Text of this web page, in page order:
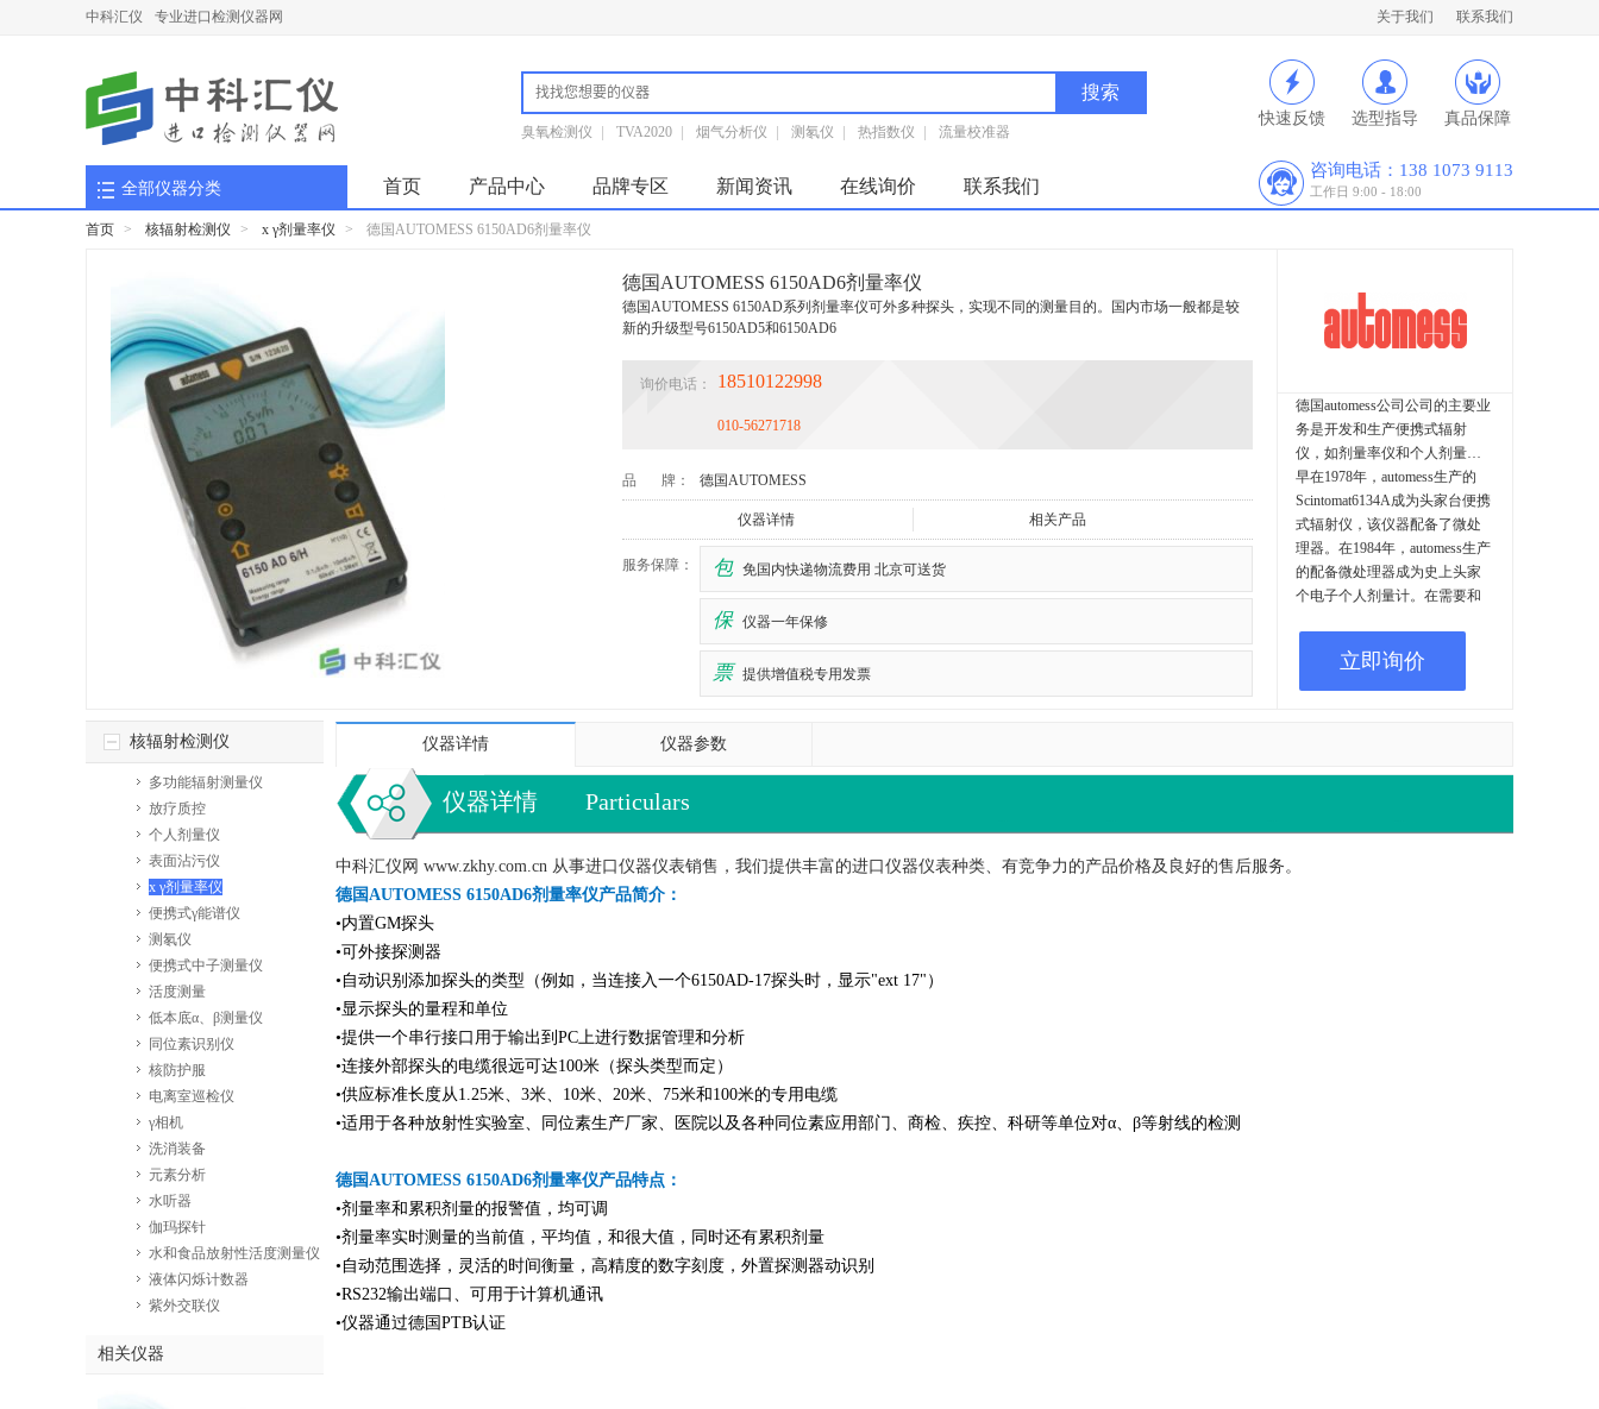
中科汇仪 专业进口检测仪器网 关于我们 联系我们
快速反馈 选型指导 真品保障
臭氧检测仪 TVA2020 烟气分析仪 测氡仪 热指数仪 流量校准器
首页 产品中心 品牌专区 新闻资讯 在线询价 联系我们
咨询电话：138 1073 9113
工作日 9:00 - 18:00
全部仪器分类
首页 > 核辐射检测仪 > x γ剂量率仪 > 德国AUTOMESS 6150AD6剂量率仪
德国AUTOMESS 6150AD6剂量率仪
德国AUTOMESS 6150AD系列剂量率仪可外多种探头，实现不同的测量目的。国内市场一般都是较
新的升级型号6150AD5和6150AD6
询价电话： 18510122998
010-56271718
品 牌： 德国AUTOMESS
仪器详情 相关产品
服务保障： 包 免国内快递物流费用 北京可送货
保 仪器一年保修
票 提供增值税专用发票
德国automess公司公司的主要业
务是开发和生产便携式辐射
仪，如剂量率仪和个人剂量计
早在1978年，automess生产的
Scintomat6134A成为头家台便携
式辐射仪，该仪器配备了微处
理器。在1984年，automess生产
的配备微处理器成为史上头家
个电子个人剂量计。在需要和
物理技术研究院，咱家标准化
研究所）认可。在1995年，
后期创建了生产消防设备的公
立即询价
核辐射检测仪
多功能辐射测量仪
放疗质控
个人剂量仪
表面沾污仪
x γ剂量率仪
便携式γ能谱仪
测氡仪
便携式中子测量仪
活度测量
低本底α、β测量仪
同位素识别仪
核防护服
电离室巡检仪
γ相机
洗消装备
元素分析
水听器
伽玛探针
水和食品放射性活度测量仪
液体闪烁计数器
紫外交联仪
相关仪器
仪器详情 仪器参数
仪器详情 Particulars
中科汇仪网 www.zkhy.com.cn 从事进口仪器仪表销售，我们提供丰富的进口仪器仪表种类、有竞争力的产品价格及良好的售后服务。
德国AUTOMESS 6150AD6剂量率仪产品简介：
•内置GM探头
•可外接探测器
•自动识别添加探头的类型（例如，当连接入一个6150AD-17探头时，显示"ext 17"）
•显示探头的量程和单位
•提供一个串行接口用于输出到PC上进行数据管理和分析
•连接外部探头的电缆很远可达100米（探头类型而定）
•供应标准长度从1.25米、3米、10米、20米、75米和100米的专用电缆
•适用于各种放射性实验室、同位素生产厂家、医院以及各种同位素应用部门、商检、疾控、科研等单位对α、β等射线的检测
德国AUTOMESS 6150AD6剂量率仪产品特点：
•剂量率和累积剂量的报警值，均可调
•剂量率实时测量的当前值，平均值，和很大值，同时还有累积剂量
•自动范围选择，灵活的时间衡量，高精度的数字刻度，外置探测器动识别
•RS232输出端口、可用于计算机通讯
•仪器通过德国PTB认证